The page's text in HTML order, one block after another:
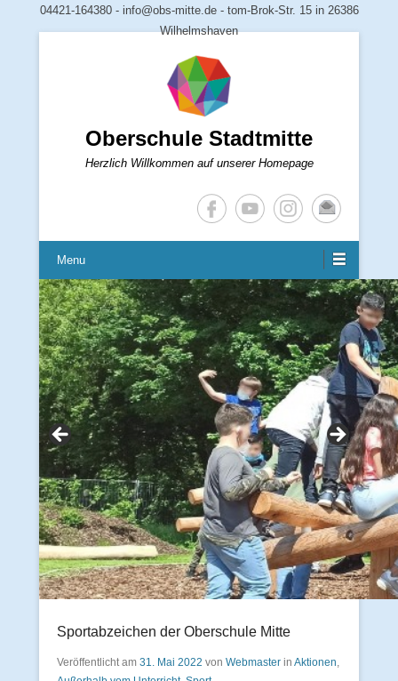
04421-164380 - info@obs-mitte.de - tom-Brok-Str. 15 in 26386
Wilhelmshaven
Oberschule Stadtmitte
Herzlich Willkommen auf unserer Homepage
Menu
Sportabzeichen der Oberschule Mitte
Veröffentlicht am 31. Mai 2022 von Webmaster in Aktionen,